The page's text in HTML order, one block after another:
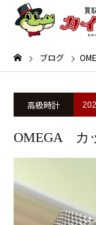
ブログ
高級時計
OMEGA カ